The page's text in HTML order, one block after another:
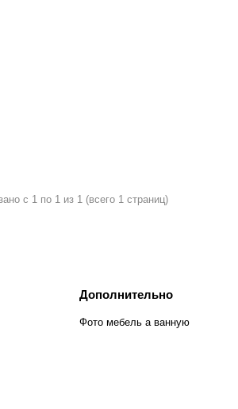
с 1 по 1 из 1 (всего 1 страниц)
Дополнительно
Фото мебель а ванную